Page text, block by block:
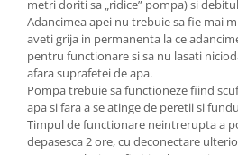
metri doriti sa „ridice” pompa) si
Adancimea apei nu trebuie sa fie mai
aveti grija in permanenta la ce
pentru functionare si sa nu lasati
afara suprafetei de apa.
Pompa trebuie sa functioneze fiind
apa si fara a se atinge de peretii si
Timpul de functionare neintrerupta a
depasesca 2 ore, cu deconectare